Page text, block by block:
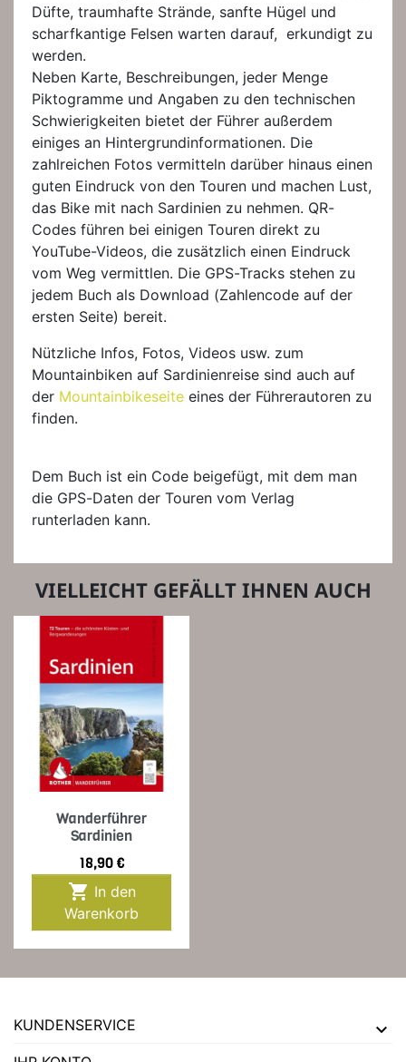
Düfte, traumhafte Strände, sanfte Hügel und
scharfkantige Felsen warten darauf, erkundigt zu
werden.
Neben Karte, Beschreibungen, jeder Menge
Piktogramme und Angaben zu den technischen
Schwierigkeiten bietet der Führer außerdem
einiges an Hintergrundinformationen. Die
zahlreichen Fotos vermitteln darüber hinaus einen
guten Eindruck von den Touren und machen Lust,
das Bike mit nach Sardinien zu nehmen. QR-
Codes führen bei einigen Touren direkt zu
YouTube-Videos, die zusätzlich einen Eindruck
vom Weg vermittlen. Die GPS-Tracks stehen zu
jedem Buch als Download (Zahlencode auf der
ersten Seite) bereit.
Nützliche Infos, Fotos, Videos usw. zum
Mountainbiken auf Sardinienreise sind auch auf
der Mountainbikeseite eines der Führerautoren zu
finden.
Dem Buch ist ein Code beigefügt, mit dem man
die GPS-Daten der Touren vom Verlag
runterladen kann.
VIELLEICHT GEFÄLLT IHNEN AUCH
Wanderführer
Sardinien
Preis
18,90 €

Warenkorb
KUNDENSERVICE